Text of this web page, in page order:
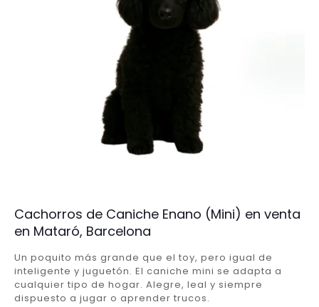
Cachorros de Caniche Enano (Mini) en venta
en Mataró, Barcelona
Un poquito más grande que el toy, pero igual de
inteligente y juguetón. El caniche mini se adapta a
cualquier tipo de hogar. Alegre, leal y siempre
dispuesto a jugar o aprender trucos.